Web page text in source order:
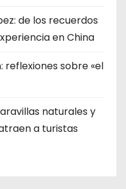
de los recuerdos
en China
reflexiones sobre «el
naturales y
a turistas